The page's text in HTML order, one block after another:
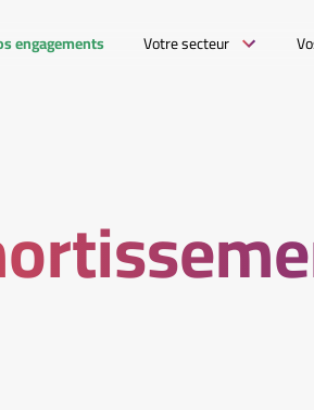
engagements Votre secteur